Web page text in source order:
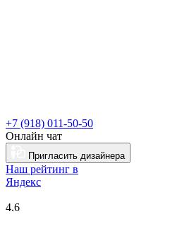
+7 (918) 011-50-50
Онлайн чат
Пригласить дизайнера
Наш рейтинг в
Яндекс
4.6